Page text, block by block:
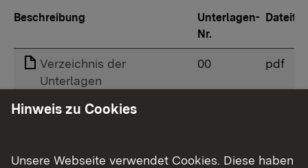
Beschreibung
Unterlagen-
Nr.
Verzeichnis der
Unterlagen
00 pdf
Erläuterungsbericht
Hinweis zu Cookies
Unsere Webseite verwendet Cookies. Diese haben